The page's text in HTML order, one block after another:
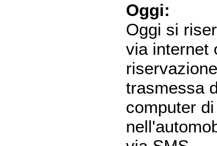
Oggi:
Oggi si
via internet
trasmessa
computer